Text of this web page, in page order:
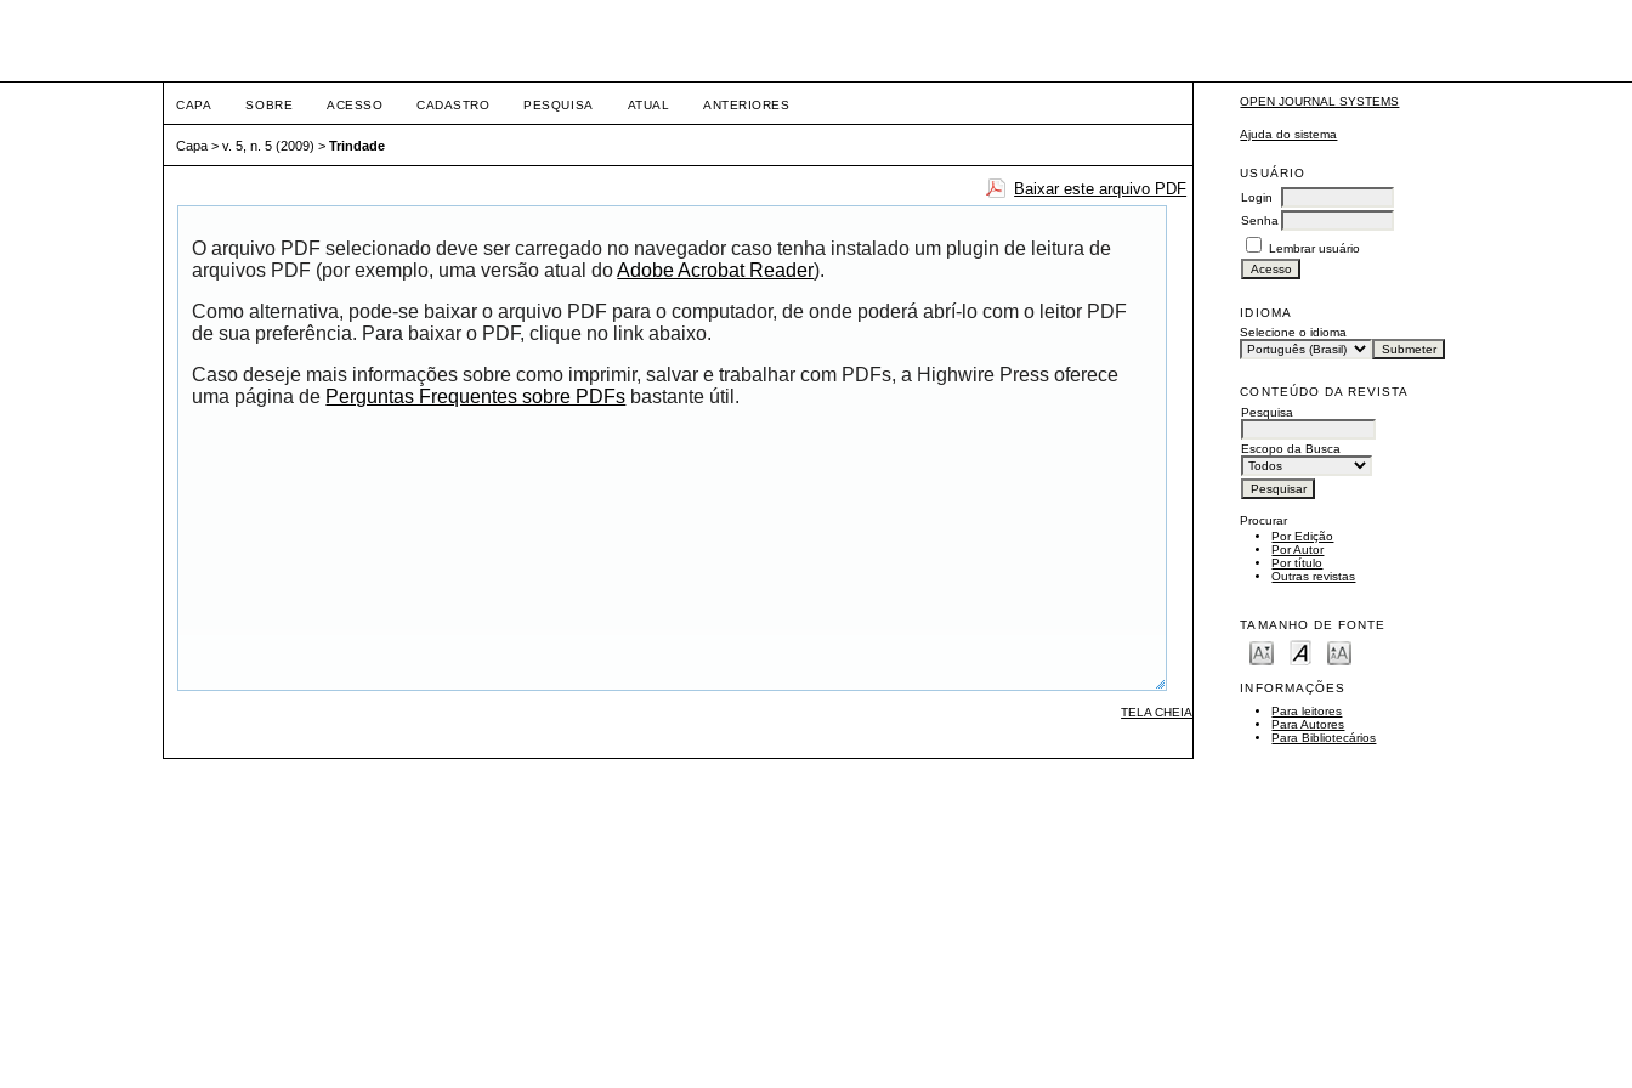
OPEN JOURNAL SYSTEMS
Ajuda do sistema
USUÁRIO
Login
Senha
Lembrar usuário
IDIOMA
Selecione o idioma
CONTEÚDO DA REVISTA
Pesquisa
Escopo da Busca
Procurar
Por Edição
Por Autor
Por título
Outras revistas
TAMANHO DE FONTE
INFORMAÇÕES
Para leitores
Para Autores
Para Bibliotecários
CAPA SOBRE ACESSO CADASTRO PESQUISA ATUAL ANTERIORES
Capa >v. 5, n. 5 (2009) >Trindade
Baixar este arquivo PDF
O arquivo PDF selecionado deve ser carregado no navegador caso tenha instalado um plugin de leitura de
arquivos PDF (por exemplo, uma versão atual doAdobe Acrobat Reader).
Como alternativa, pode-se baixar o arquivo PDF para o computador, de onde poderá abrí-lo com o leitor PDF
de sua preferência. Para baixar o PDF, clique no link abaixo.
Caso deseje mais informações sobre como imprimir, salvar e trabalhar com PDFs, a Highwire Press oferece
uma página de Perguntas Frequentes sobre PDFs bastante útil.
TELA CHEIA